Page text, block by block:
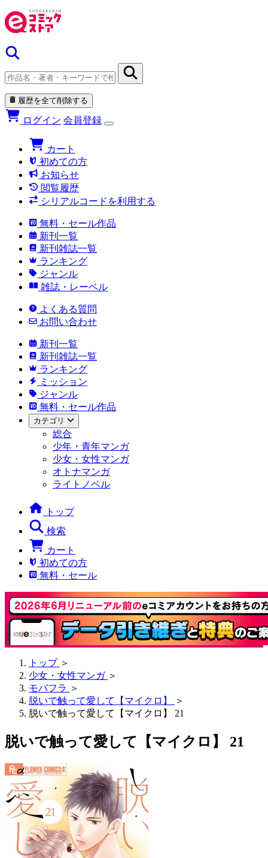
履歴を全て削除する
ログイン 会員登録
カート
初めての方
お知らせ
閲覧履歴
シリアルコードを利用する
無料・セール作品
新刊一覧
新刊雑誌一覧
ランキング
ジャンル
雑誌・レーベル
よくある質問
お問い合わせ
新刊一覧
新刊雑誌一覧
ランキング
ミッション
ジャンル
無料・セール作品
カテゴリ
総合
少年・青年マンガ
少女・女性マンガ
オトナマンガ
ライトノベル
トップ
検索
カート
初めての方
無料・セール
トップ ＞
少女・女性マンガ ＞
モバフラ ＞
脱いで触って愛して【マイクロ】
＞
脱いで触って愛して【マイクロ】 21
脱いで触って愛して【マイクロ】 21